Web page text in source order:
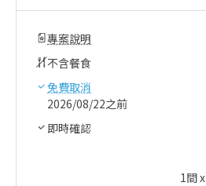
專案說明
不含餐食
免費取消
2026/08/22之前
即時確認
1間 x